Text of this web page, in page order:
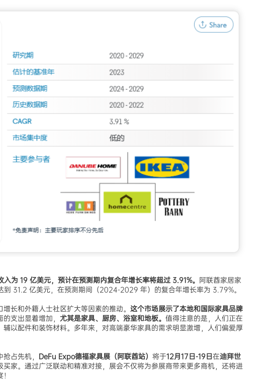
为 19 亿美元，预计在预测期内复合年增长率将超过 3.91%。 阿联酋家居家
31.2 亿美元，在预测期间（2024-2029 年）的复合年增长率为 3.79%。
长和外籍人士社区扩大等因素的推动。 这个市场展示了本地和国际家具品牌
支出显着增加， 尤其是家具、厨房、浴室和地板。 值得注意的是，人们正在
以配件和装饰材料。多年来，对高端豪华家具的需求明显激增，人们偏爱厚
占先机， DeFu Expo德福家具展（阿联酋站） 将于12月17日-19日在迪拜世
家。通过广泛联动和精准对接，展会不仅将为参展商带来更多商机，还将进